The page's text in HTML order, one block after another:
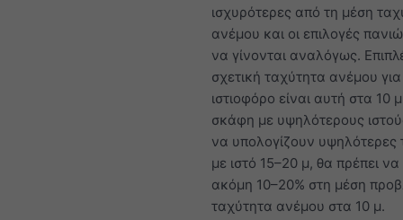
ισχυρότερες από τη μέση
ανέμου και οι επιλογές
να γίνονται αναλόγως.
σχετική ταχύτητα ανέμου
ιστιοφόρο είναι αυτή στα 10
σκάφη με υψηλότερους
να υπολογίζουν υψηλότερες
με ιστό 15–20 μ, θα πρέπει να
ακόμη 10–20% στη μέση
ταχύτητα ανέμου στα 10 μ.